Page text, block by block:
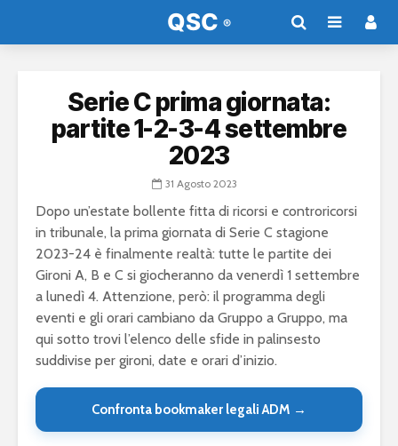
Serie C prima giornata:
partite 1-2-3-4 settembre
2023
31 Agosto 2023
Dopo un’estate bollente fitta di ricorsi e controricorsi
in tribunale, la prima giornata di Serie C stagione
2023-24 è finalmente realtà: tutte le partite dei
Gironi A, B e C si giocheranno da venerdì 1 settembre
a lunedì 4. Attenzione, però: il programma degli
eventi e gli orari cambiano da Gruppo a Gruppo, ma
qui sotto trovi l’elenco delle sfide in palinsesto
suddivise per gironi, date e orari d’inizio.
Confronta bookmaker legali ADM →